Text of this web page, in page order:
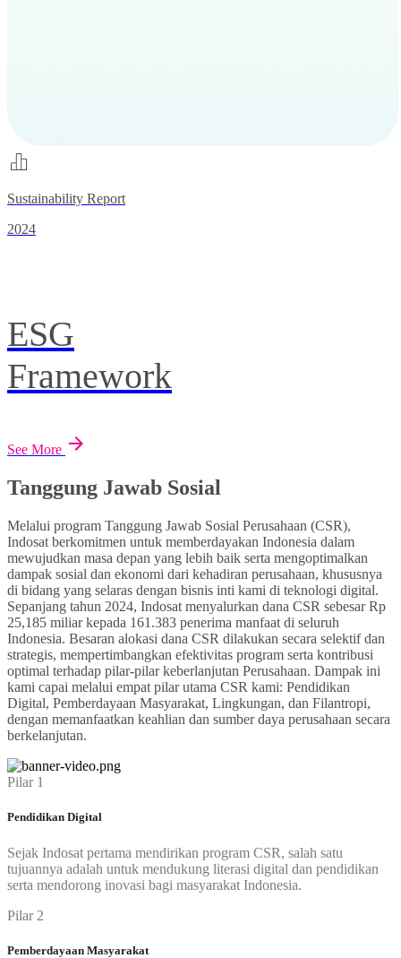
Sustainability Report
2024
ESG
Framework
See More
Tanggung Jawab Sosial
Melalui program Tanggung Jawab Sosial Perusahaan (CSR),
Indosat berkomitmen untuk memberdayakan Indonesia dalam
mewujudkan masa depan yang lebih baik serta mengoptimalkan
dampak sosial dan ekonomi dari kehadiran perusahaan, khususnya
di bidang yang selaras dengan bisnis inti kami di teknologi digital.
Sepanjang tahun 2024, Indosat menyalurkan dana CSR sebesar Rp
25,185 miliar kepada 161.383 penerima manfaat di seluruh
Indonesia. Besaran alokasi dana CSR dilakukan secara selektif dan
strategis, mempertimbangkan efektivitas program serta kontribusi
optimal terhadap pilar-pilar keberlanjutan Perusahaan. Dampak ini
kami capai melalui empat pilar utama CSR kami: Pendidikan
Digital, Pemberdayaan Masyarakat, Lingkungan, dan Filantropi,
dengan memanfaatkan keahlian dan sumber daya perusahaan secara
berkelanjutan.
Pilar 1
Pendidikan Digital
Sejak Indosat pertama mendirikan program CSR, salah satu
tujuannya adalah untuk mendukung literasi digital dan pendidikan
serta mendorong inovasi bagi masyarakat Indonesia.
Pilar 2
Pemberdayaan Masyarakat